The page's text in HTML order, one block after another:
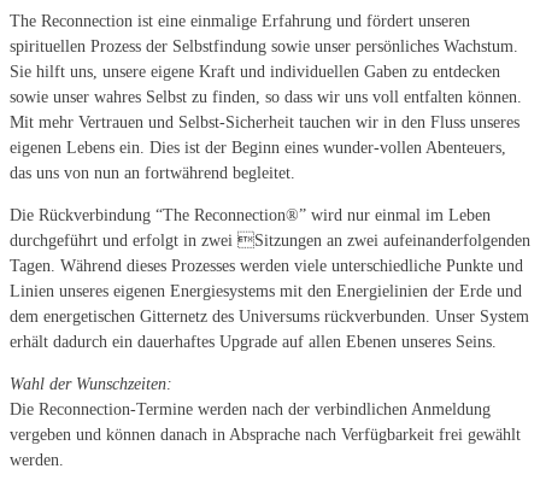
The Reconnection ist eine einmalige Erfahrung und fördert unseren
spirituellen Prozess der Selbstfindung sowie unser persönliches Wachstum.
Sie hilft uns, unsere eigene Kraft und individuellen Gaben zu entdecken
sowie unser wahres Selbst zu finden, so dass wir uns voll entfalten können.
Mit mehr Vertrauen und Selbst-Sicherheit tauchen wir in den Fluss unseres
eigenen Lebens ein. Dies ist der Beginn eines wunder-vollen Abenteuers,
das uns von nun an fortwährend begleitet.
Die Rückverbindung “The Reconnection®” wird nur einmal im Leben
durchgeführt und erfolgt in zwei Sitzungen an zwei aufeinanderfolgenden
Tagen. Während dieses Prozesses werden viele unterschiedliche Punkte und
Linien unseres eigenen Energiesystems mit den Energielinien der Erde und
dem energetischen Gitternetz des Universums rückverbunden. Unser System
erhält dadurch ein dauerhaftes Upgrade auf allen Ebenen unseres Seins.
Wahl der Wunschzeiten:
Die Reconnection-Termine werden nach der verbindlichen Anmeldung
vergeben und können danach in Absprache nach Verfügbarkeit frei gewählt
werden.